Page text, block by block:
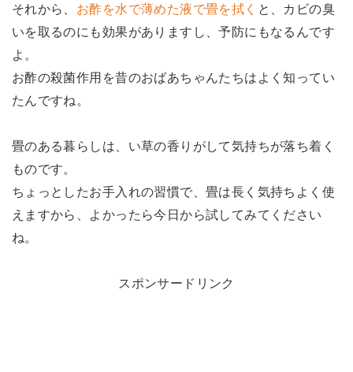
それから、 お酢を水で薄めた液で畳を拭く と、カビの臭
いを取るのにも効果がありますし、予防にもなるんです
よ。
お酢の殺菌作用を昔のおばあちゃんたちはよく知ってい
たんですね。
畳のある暮らしは、い草の香りがして気持ちが落ち着く
ものです。
ちょっとしたお手入れの習慣で、畳は長く気持ちよく使
えますから、よかったら今日から試してみてください
ね。
スポンサードリンク